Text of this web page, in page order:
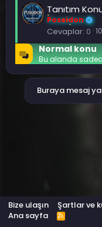
Tanıtım
Poseidon
Cevaplar 0
Normal konu
Bu alanda
Buraya mesaj
Bize ulaşın Şartlar ve
Ana sayfa
R
S